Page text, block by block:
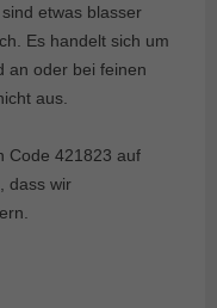
etwas blasser
Es handelt sich um
an oder bei feinen
aus.
Code 421823 auf
dass wir